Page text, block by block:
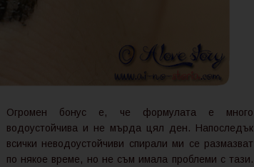
Огромен бонус е, че формулата е много
водоустойчива и не мърда цял ден. Напоследък
всички неводоустойчиви спирали ми се размазват
по някое време, но не съм имала проблеми с тази.